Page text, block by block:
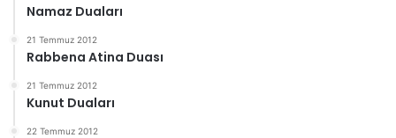
Namaz Duaları
21 Temmuz 2012
Rabbena Atina Duası
21 Temmuz 2012
Kunut Duaları
22 Temmuz 2012